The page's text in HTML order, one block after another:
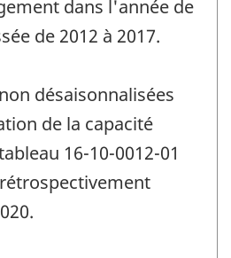
dans l'année de
de 2012 à 2017.
désaisonnalisées
de la capacité
16-10-0012-01